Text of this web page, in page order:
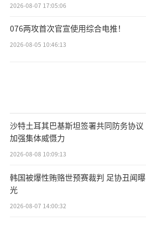
2026-08-07 17:05:06
076两攻首次官宣使用综合电推！
2026-08-05 10:46:13
沙特土耳其巴基斯坦签署共同防务协议
加强集体威慑力
2026-08-08 10:09:13
韩国被爆性贿赂世预赛裁判 足协丑闻曝
光
2026-08-07 14:00:32